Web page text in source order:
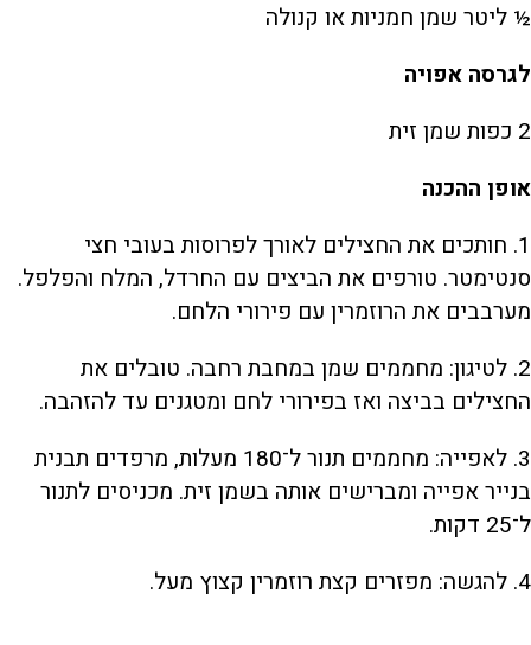
½ ליטר שמן חמניות או קנולה
לגרסה אפויה
2 כפות שמן זית
אופן ההכנה
1. חותכים את החצילים לאורך לפרוסות בעובי חצי
סנטימטר. טורפים את הביצים עם החרדל, המלח והפלפל.
מערבבים את הרוזמרין עם פירורי הלחם.
2. לטיגון: מחממים שמן במחבת רחבה. טובלים את
החצילים בביצה ואז בפירורי לחם ומטגנים עד להזהבה.
3. לאפייה: מחממים תנור ל־180 מעלות, מרפדים תבנית
בנייר אפייה ומברישים אותה בשמן זית. מכניסים לתנור
ל־25 דקות.
4. להגשה: מפזרים קצת רוזמרין קצוץ מעל.